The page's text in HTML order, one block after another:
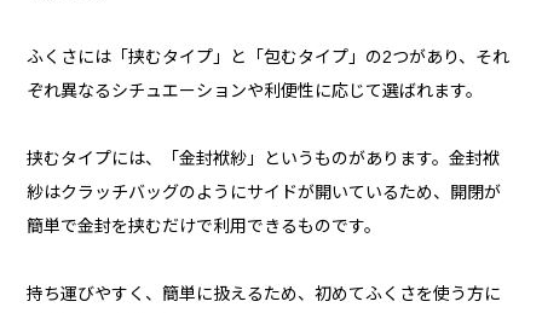
ふくさには「挟むタイプ」と「包むタイプ」の2つがあり、それ
ぞれ異なるシチュエーションや利便性に応じて選ばれます。
挟むタイプには、「金封袱紗」というものがあります。金封袱
紗はクラッチバッグのようにサイドが開いているため、開閉が
簡単で金封を挟むだけで利用できるものです。
持ち運びやすく、簡単に扱えるため、初めてふくさを使う方に